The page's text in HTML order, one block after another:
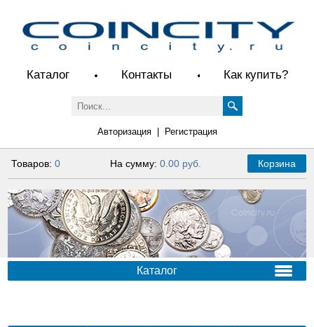
Каталог Контакты Как купить?
Авторизация| Регистрация
Товаров:0 На сумму: 0.00 руб. Корзина
Каталог